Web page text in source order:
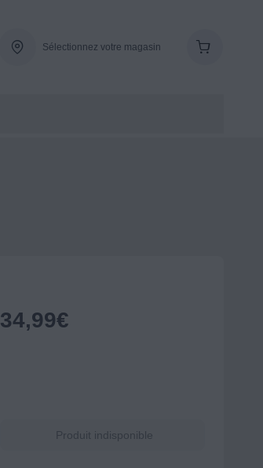
Sélectionnez votre magasin
34,99€
Produit indisponible